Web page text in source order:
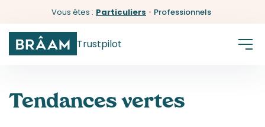
Vous êtes : Particuliers • Professionnels
Trustpilot
Tendances vertes